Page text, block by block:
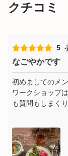
クチコミ
5
なごやかです
初めましてのメ
ワークショップ
も質問もしまく